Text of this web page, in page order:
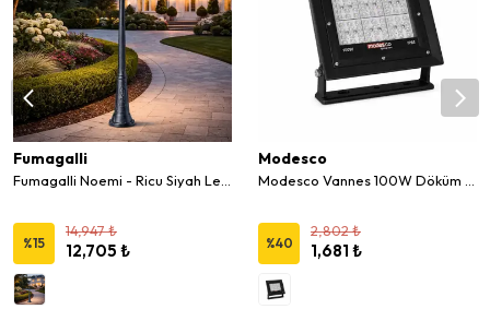
Fumagalli
%15
14,947 ₺
12,705 ₺
Modesco
%40
2,802 ₺
1,681 ₺